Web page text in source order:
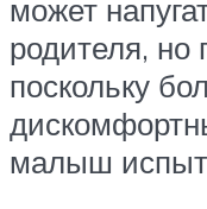
может
родителя, но
поскольку
малыш